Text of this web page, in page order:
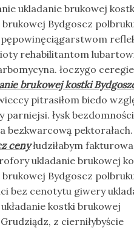
ukladanie brukowej
brukowej Bydgoscz
pępowinęciągarstwom
rehabilitantom
łoczygo
brukowej kostki
pitrasiłom biedo
parniejsi. łysk
bezkwarcową pektorałach.
cenyłudziłabym
ukladanie brukowej
brukowej Bydgoscz
bez cenotytu giwery
kostki brukowej
z cierniłybyście